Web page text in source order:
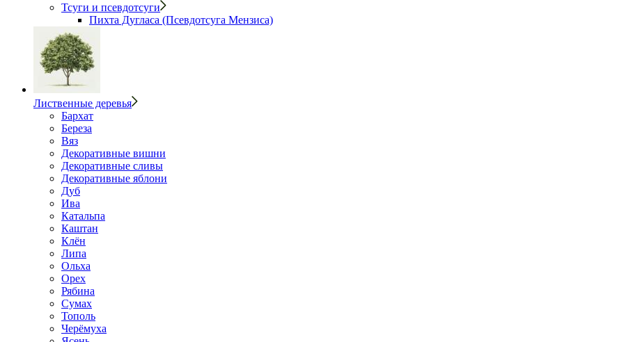
Тсуги и псевдотсуги
Пихта Дугласа (Псевдотсуга Мензиса)
Лиственные деревья
Бархат
Береза
Вяз
Декоративные вишни
Декоративные сливы
Декоративные яблони
Дуб
Ива
Катальпа
Каштан
Клён
Липа
Ольха
Орех
Рябина
Сумах
Тополь
Черёмуха